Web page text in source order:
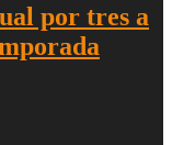
por tres a